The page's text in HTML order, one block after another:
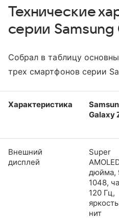
Технические
серии Samsung
Собрал в таблицу
трех смартфонов серии
Характеристика
Galaxy
Внешний
дисплей
Super
дюйма,
1048,
120 Гц,
нит